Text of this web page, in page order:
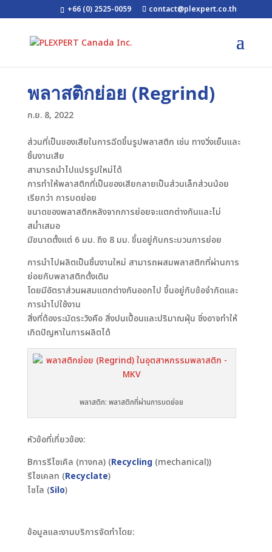
+66 (0) 2525-0059 contact@plexpert.co.th
พลาสติกย่อย (Regrind)
ก.ย. 8, 2022
ส่วนที่เป็นของเสียในการฉีดขึ้นรูปพลาสติก เช่น ทางวิ่งเย็นและ
ชิ้นงานเสีย
สามารถนำไปแปรรูปใหม่ได้
การทำให้พลาสติกที่เป็นของเสียกลายเป็นส่วนเล็กส่วนน้อย
เรียกว่า การบดย่อย
ขนาดของพลาสติกหลังจากการย่อยจะแตกต่างกันและไม่
สม่ำเสมอ
มีขนาดตั้งแต่ 6 มม. ถึง 8 มม. ขึ้นอยู่กับกระบวนการย่อย
การนำไปผลิตเป็นชิ้นงานใหม่ สามารถผสมพลาสติกที่ผ่านการ
ย่อยกับพลาสติกดั้งเดิม
โดยมีอัตราส่วนผสมแตกต่างกันออกไป ขึ้นอยู่กับข้อจำกัดและ
การนำไปใช้งาน
สิ่งที่ต้องระมัดระวังคือ สิ่งปนเปื้อนและปริมาณฝุ่น ซึ่งอาจทำให้
เกิดปัญหาในการผลิตได้
พลาสติก: พลาสติกที่ผ่านการบดย่อย
หัวข้อที่เกี่ยวข้อง:
Bการรีไซเคิล (ทางกล) (Recycling(mechanical))
รีไซเคลท (Recyclate)
ไซโล (Silo)
ข้อมูลและงานบริการจัดทำโดย: